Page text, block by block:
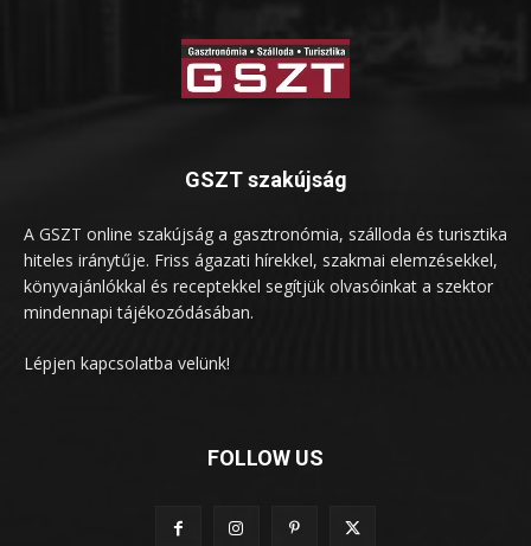
GSZT szakújság
A GSZT online szakújság a gasztronómia, szálloda és turisztika
hiteles iránytűje. Friss ágazati hírekkel, szakmai elemzésekkel,
könyvajánlókkal és receptekkel segítjük olvasóinkat a szektor
mindennapi tájékozódásában.
Lépjen kapcsolatba velünk!
FOLLOW US